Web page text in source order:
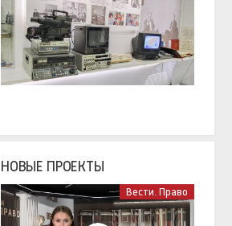
НОВЫЕ ПРОЕКТЫ
Вести. Право